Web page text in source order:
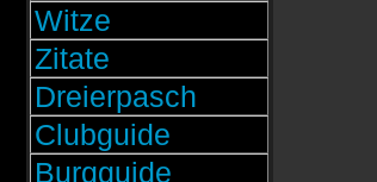
Witze
Zitate
Dreierpasch
Clubguide
Burgguide